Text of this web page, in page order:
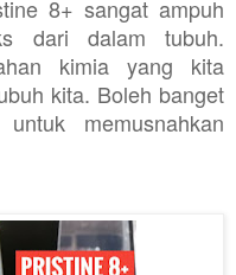
8+ sangat ampuh
dari dalam tubuh.
kimia yang kita
kita. Boleh banget
memusnahkan